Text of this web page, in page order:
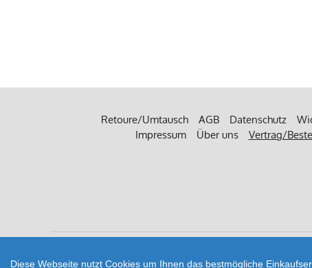
Retoure/Umtausch AGB Datenschutz
Impressum
Über uns Vertrag/
Zahlungsarten
Diese Webseite nutzt Cookies um Ihnen das bestmögliche